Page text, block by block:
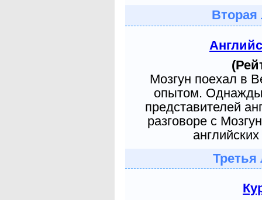
Вторая
Мозгун поехал в
опытом. Однажды
представителей
разговоре с
Третья